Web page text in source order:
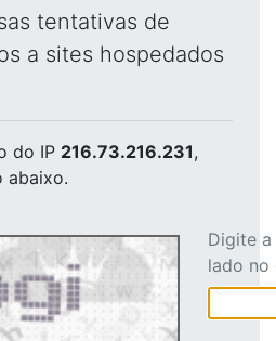
tentativas de
a sites hospedados
do IP 216.73.216.231,
abaixo.
Digite
lado no